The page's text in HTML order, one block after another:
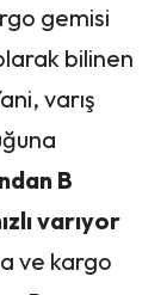
gemisi
bilinen
varış
B
varıyor
ve kargo